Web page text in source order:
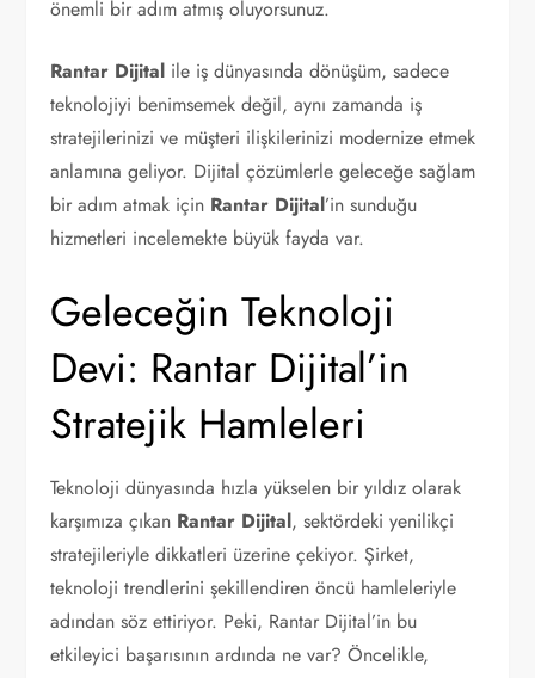
önemli bir adım atmış oluyorsunuz.
Rantar Dijital ile iş dünyasında dönüşüm, sadece
teknolojiyi benimsemek değil, aynı zamanda iş
stratejilerinizi ve müşteri ilişkilerinizi modernize etmek
anlamına geliyor. Dijital çözümlerle geleceğe sağlam
bir adım atmak için Rantar Dijital’in sunduğu
hizmetleri incelemekte büyük fayda var.
Geleceğin Teknoloji
Devi: Rantar Dijital’in
Stratejik Hamleleri
Teknoloji dünyasında hızla yükselen bir yıldız olarak
karşımıza çıkan Rantar Dijital, sektördeki yenilikçi
stratejileriyle dikkatleri üzerine çekiyor. Şirket,
teknoloji trendlerini şekillendiren öncü hamleleriyle
adından söz ettiriyor. Peki, Rantar Dijital’in bu
etkileyici başarısının ardında ne var? Öncelikle,